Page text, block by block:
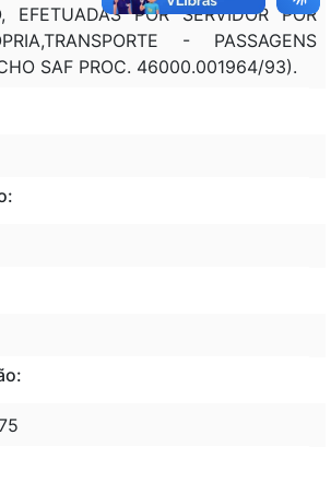
EFETUADAS POR SERVIDOR POR
- PASSAGENS
SAF PROC. 46000.001964/93).